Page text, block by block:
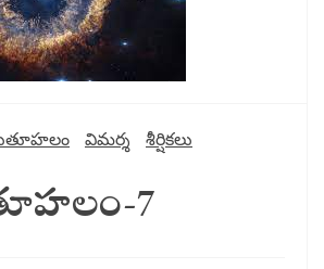
విమర్శ శీర్షికలు
7